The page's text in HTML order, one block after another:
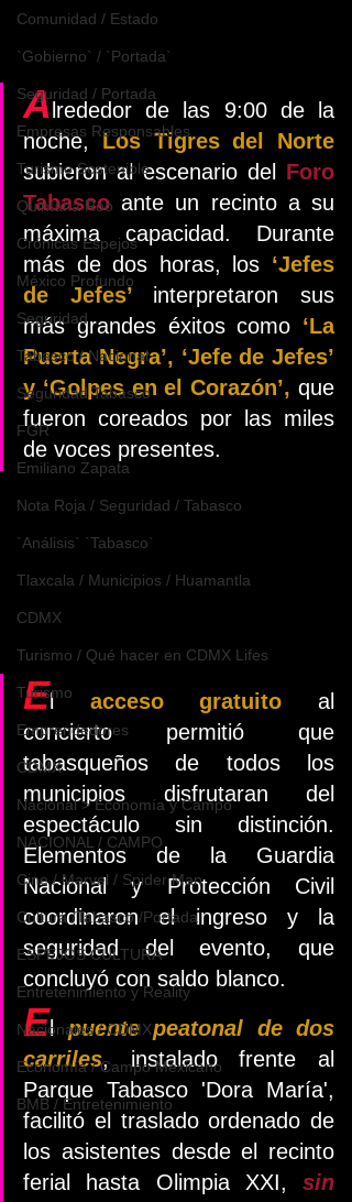
Comunidad / Estado
`Gobierno` / `Portada`
Seguridad / Portada
Empresas Responsables
Turismo Sostenible
Quintana Roo
Crónicas Espejos
México Profundo
Seguridad
Tabasco / Nacional
Seguridad Tabasco
FGR
Emiliano Zapata
Nota Roja / Seguridad / Tabasco
`Análisis` `Tabasco`
Tlaxcala / Municipios / Huamantla
CDMX
Turismo / Qué hacer en CDMX Lifes
Turismo
Emprendedores
CDMX
Nacional > Economía y Campo
NACIONAL / CAMPO
Cine / Marvel / Spider Man
Cultura /Tabasco /Portada
ESPEJOS CULTURA
Entretenimiento y Reality
Nacionales / CDMX
Economía / Campo Mexicano
BMB / Entretenimiento
A lrededor de las 9:00 de la
noche,
subieron al escenario del Foro
Tabasco ante un recinto a su
máxima capacidad. Durante
más de dos horas, los ‘Jefes
de Jefes’ interpretaron sus
más grandes éxitos como ‘La
Puerta Negra’, ‘Jefe de Jefes’
y ‘Golpes en el Corazón’, que
fueron coreados por las miles
de voces presentes.
El acceso gratuito al
concierto permitió que
tabasqueños de todos los
municipios disfrutaran del
espectáculo sin distinción.
Elementos de la Guardia
Nacional y Protección Civil
coordinaron el ingreso y la
seguridad del evento, que
concluyó con saldo blanco.
El puente peatonal de dos
carriles, instalado frente al
Parque Tabasco 'Dora María',
facilitó el traslado ordenado de
los asistentes desde el recinto
ferial hasta Olimpia XXI, sin